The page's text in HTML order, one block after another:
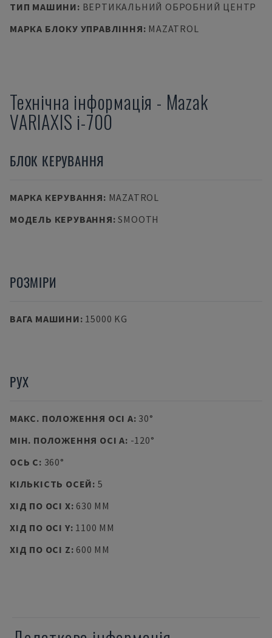
ТИП МАШИНИ: ВЕРТИКАЛЬНИЙ ОБРОБНИЙ ЦЕНТР
МАРКА БЛОКУ УПРАВЛІННЯ: MAZATROL
Технічна інформація - Mazak
VARIAXIS i-700
БЛОК КЕРУВАННЯ
МАРКА КЕРУВАННЯ: MAZATROL
МОДЕЛЬ КЕРУВАННЯ:SMOOTH
РОЗМІРИ
ВАГА МАШИНИ: 15000 KG
РУХ
МАКС. ПОЛОЖЕННЯ ОСІ A: 30°
МІН. ПОЛОЖЕННЯ ОСІ A: -120°
ОСЬ C: 360°
КІЛЬКІСТЬ ОСЕЙ: 5
ХІД ПО ОСІ X: 630 MM
ХІД ПО ОСІ Y: 1100 MM
ХІД ПО ОСІ Z: 600 MM